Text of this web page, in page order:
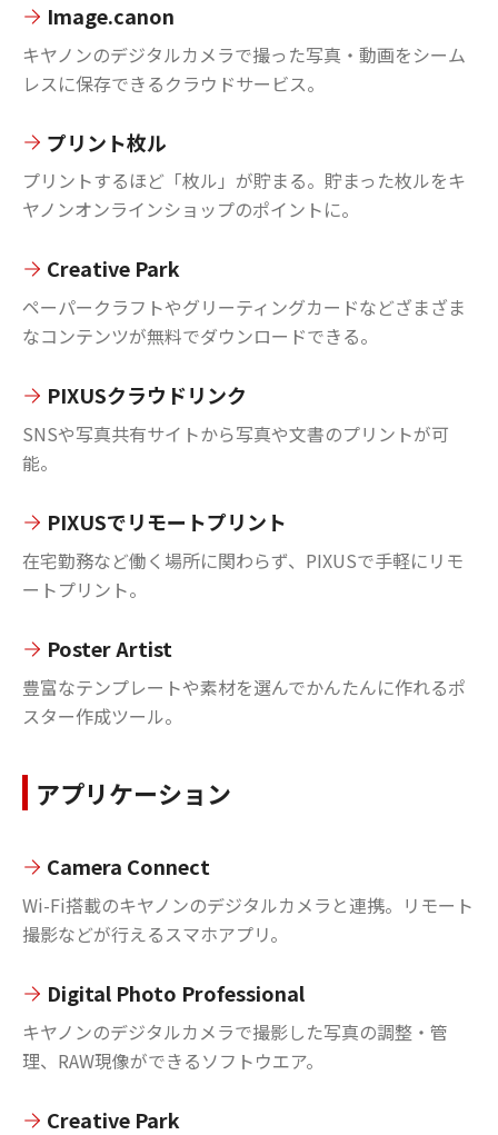
Image.canon
キヤノンのデジタルカメラで撮った写真・動画をシーム
レスに保存できるクラウドサービス。
プリント枚ル
プリントするほど「枚ル」が貯まる。貯まった枚ルをキ
ヤノンオンラインショップのポイントに。
Creative Park
ペーパークラフトやグリーティングカードなどざまざま
なコンテンツが無料でダウンロードできる。
PIXUSクラウドリンク
SNSや写真共有サイトから写真や文書のプリントが可
能。
PIXUSでリモートプリント
在宅勤務など働く場所に関わらず、PIXUSで手軽にリモ
ートプリント。
Poster Artist
豊富なテンプレートや素材を選んでかんたんに作れるポ
スター作成ツール。
アプリケーション
Camera Connect
Wi-Fi搭載のキヤノンのデジタルカメラと連携。リモート
撮影などが行えるスマホアプリ。
Digital Photo Professional
キヤノンのデジタルカメラで撮影した写真の調整・管
理、RAW現像ができるソフトウエア。
Creative Park